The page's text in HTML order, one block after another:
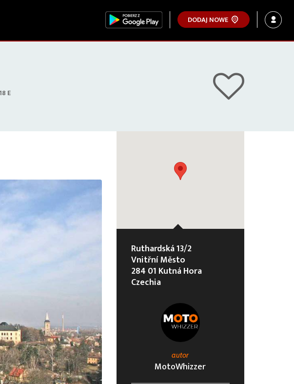
DODAJ NOWE
E
Ruthardská 13/2
Vnitřní Město
284 01 Kutná Hora
Czechia
autor
MotoWhizzer